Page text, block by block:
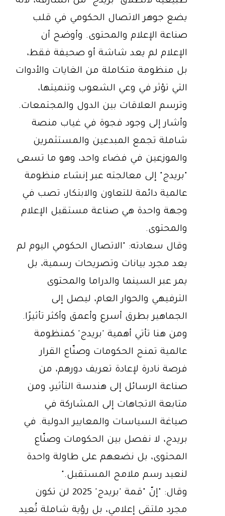
يضع جوهر الاتصال الحكومي في قلب
صناعة الإعلام والمحتوى. وأوضح أن
الإعلام لم يعد شاشة أو صحيفة فقط،
بل منظومة متكاملة من الغايات والأدوات
التي تؤثر في وعي الشعوب وتنميتها،
وترسم العلاقات بين الدول والمجتمعات.
وأشار إلى وجود فجوة في غياب منصة
شاملة تجمع المبدعين والمستثمرين
والموزعين في فضاء واحد، وهو ما تسعى
"بريدج" إلى معالجته عبر إنشاء منظومة
عالمية دائمة للتعاون والابتكار، تصب في
وجهة واحدة هي صناعة مستقبل الإعلام
والمحتوى.
وقال سعادته: "الاتصال الحكومي اليوم لم
يعد مجرد بيانات وتصريحات رسمية، بل
يمر عبر السينما والدراما والمحتوى
الترفيهي والحوار العام، ليصل إلى
الجماهير بطرق أسرع وأعمق وأكثر تأثيرًا.
ومن هنا تأتي أهمية 'بريدج' كمنظومة
عالمية تمنح الحكومات وصنّاع القرار
فرصة نادرة لإعادة تعريف دورهم، من
صناعة الرسائل إلى هندسة التأثير، ومن
متابعة الاتجاهات إلى المشاركة في
صياغة السياسات والمعايير الدولية. في
بريدج، لا نفصل بين الحكومات وصنّاع
المحتوى، بل نضعهم على طاولة واحدة
لنعيد رسم ملامح المستقبل."
وقال: "إنّ "قمة 'بريدج' 2025 لن تكون
مجرد ملتقى إعلامي، بل رؤية شاملة تُعيد